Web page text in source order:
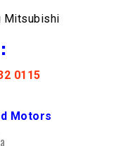
0115
Motors